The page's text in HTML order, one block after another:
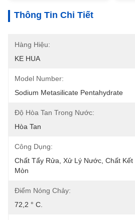
Thông Tin Chi Tiết
Hàng Hiệu:
KE HUA
Model Number:
Sodium Metasilicate Pentahydrate
Độ Hòa Tan Trong Nước:
Hòa Tan
Công Dụng:
Chất Tẩy Rửa, Xử Lý Nước, Chất
Mòn
Điểm Nóng Chảy:
72,2 ° C.